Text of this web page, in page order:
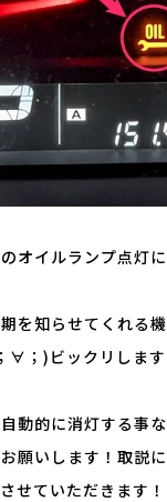
オイルランプ点灯に
を知らせてくれる
；)ビックリします
動的に消灯する事
願いします！取説
せていただきます！